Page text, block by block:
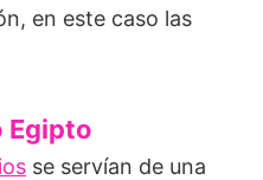
en este caso las
Egipto
se servían de una